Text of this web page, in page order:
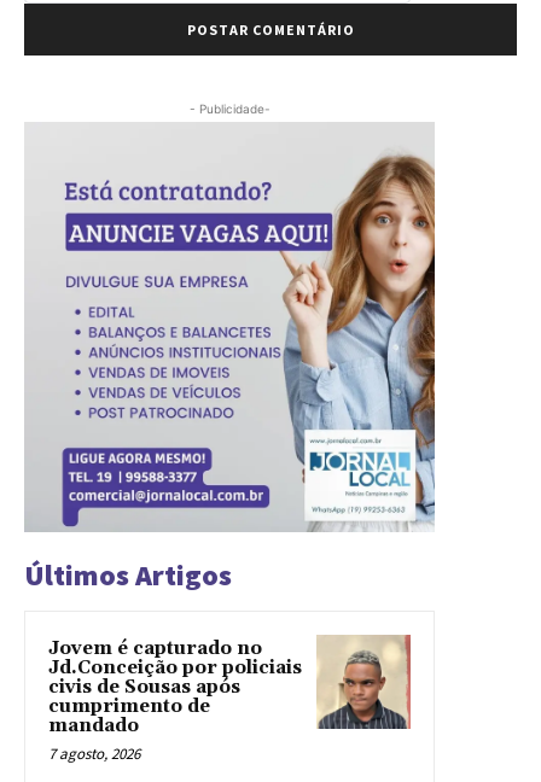
- Publicidade-
Últimos Artigos
Jovem é capturado no
Jd.Conceição por policiais
civis de Sousas após
cumprimento de
mandado
7 agosto, 2026